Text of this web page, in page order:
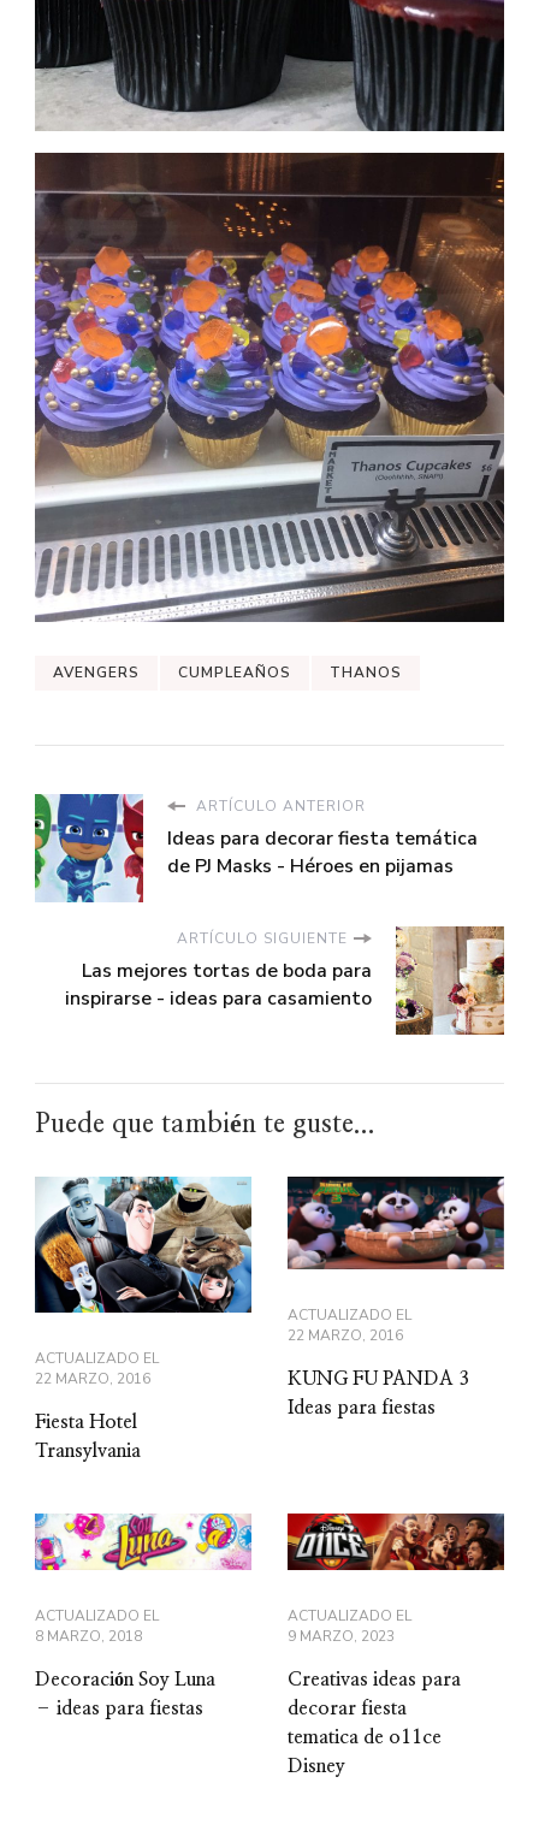
AVENGERS CUMPLEAÑOS THANOS
ARTÍCULO ANTERIOR
Ideas para decorar fiesta temática
de PJ Masks - Héroes en pijamas
ARTÍCULO SIGUIENTE
Las mejores tortas de boda para
inspirarse - ideas para casamiento
Puede que también te guste...
ACTUALIZADO EL
22 MARZO, 2016
Fiesta Hotel
Transylvania
ACTUALIZADO EL
22 MARZO, 2016
KUNG FU PANDA 3
Ideas para fiestas
ACTUALIZADO EL
8 MARZO, 2018
Decoración Soy Luna
– ideas para fiestas
ACTUALIZADO EL
9 MARZO, 2023
Creativas ideas para
decorar fiesta
tematica de o11ce
Disney